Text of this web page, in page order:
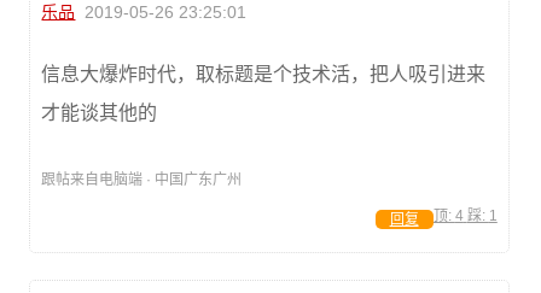
乐品 2019-05-26 23:25:01
信息大爆炸时代，取标题是个技术活，把人吸引进来
才能谈其他的
跟帖来自电脑端 · 中国广东广州
顶: 4 踩: 1
回复